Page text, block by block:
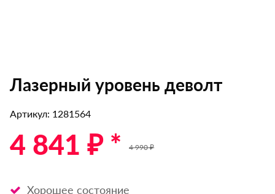
Лазерный уровень деволт
Артикул: 1281564
4 841 ₽ * 4 990 ₽
Хорошее состояние